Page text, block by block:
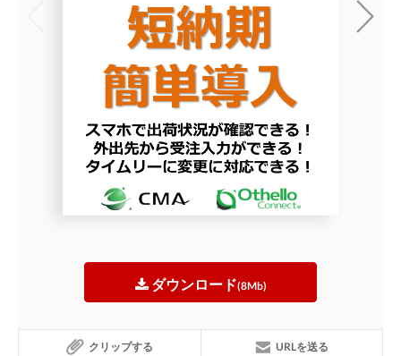
ダウンロード(8Mb)
クリップする URLを送る